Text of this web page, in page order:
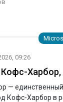
09:26
Кофс-
— единственный
Кофс-Харбор в